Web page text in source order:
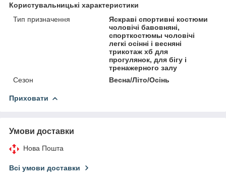
Користувальницькі характеристики
Тип призначення
Яскраві спортивні костюми
чоловічі бавовняні,
спорткостюмы чоловічі
легкі осінні і весняні
трикотаж хб для
прогулянок, для бігу і
тренажерного залу
Сезон
Весна/Літо/Осінь
Приховати
Умови доставки
Нова Пошта
Всі умови доставки